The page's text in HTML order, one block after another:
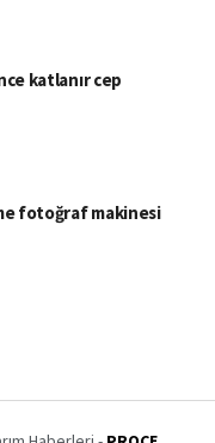
katlanır cep
fotoğraf makinesi